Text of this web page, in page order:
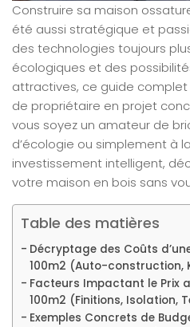
Construire sa maison
été aussi stratégique et
des technologies toujours
écologiques et des
attractives, ce guide
de propriétaire en projet
vous soyez un amateur de
d’écologie ou simplement à
investissement intelligent,
votre maison en bois sans
Table des matières
Décryptage des Coûts
100m2 (Auto-construction,
Facteurs Impactant le Prix
100m2 (Finitions, Isolation,
Exemples Concrets de